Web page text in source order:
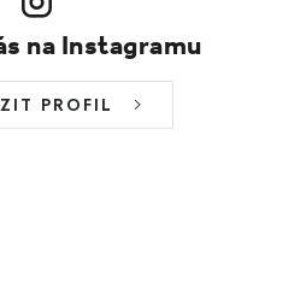
na Instagramu
PROFIL